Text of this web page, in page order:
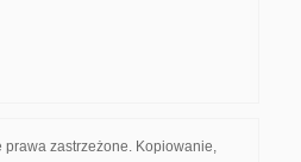
zastrzeżone. Kopiowanie,